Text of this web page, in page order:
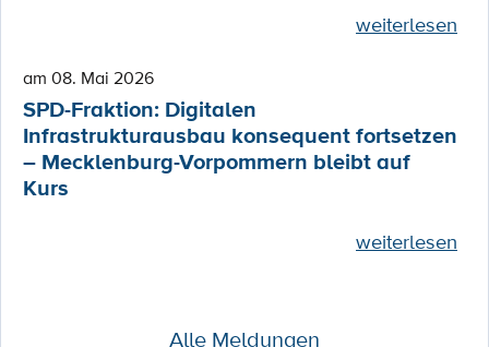
weiterlesen
am 08. Mai 2026
SPD-Fraktion: Digitalen
Infrastrukturausbau konsequent fortsetzen
– Mecklenburg-Vorpommern bleibt auf
Kurs
weiterlesen
Alle Meldungen